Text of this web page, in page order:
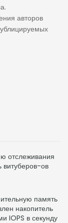
авторов
отслеживания
витуберов-ов
память
накопитель
IOPS в секунду